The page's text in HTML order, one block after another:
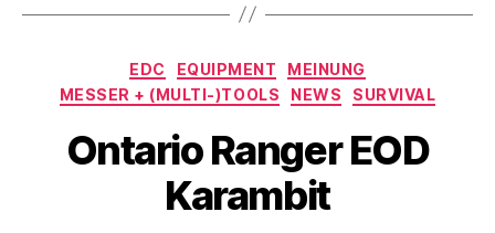
Kategorien
EDC EQUIPMENT
MEINUNG
MESSER + (MULTI-)TOOLS
NEWS SURVIVAL
Ontario Ranger EOD
Karambit